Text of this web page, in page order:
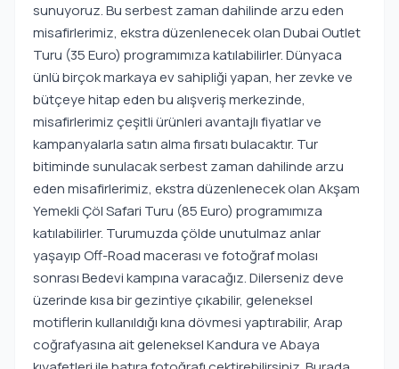
sunuyoruz. Bu serbest zaman dahilinde arzu eden
misafirlerimiz, ekstra düzenlenecek olan Dubai Outlet
Turu (35 Euro) programımıza katılabilirler. Dünyaca
ünlü birçok markaya ev sahipliği yapan, her zevke ve
bütçeye hitap eden bu alışveriş merkezinde,
misafirlerimiz çeşitli ürünleri avantajlı fiyatlar ve
kampanyalarla satın alma fırsatı bulacaktır. Tur
bitiminde sunulacak serbest zaman dahilinde arzu
eden misafirlerimiz, ekstra düzenlenecek olan Akşam
Yemekli Çöl Safari Turu (85 Euro) programımıza
katılabilirler. Turumuzda çölde unutulmaz anlar
yaşayıp Off-Road macerası ve fotoğraf molası
sonrası Bedevi kampına varacağız. Dilerseniz deve
üzerinde kısa bir gezintiye çıkabilir, geleneksel
motiflerin kullanıldığı kına dövmesi yaptırabilir, Arap
coğrafyasına ait geleneksel Kandura ve Abaya